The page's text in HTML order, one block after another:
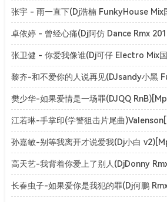
[Mp3]
张宇 - 雨一直下(Dj浩楠 FunkyHouse Mix
卓依婷 - 曾经心痛(Dj阿仿 Dance Rmx
张卫健 - 你爱我像谁(Dj可仔 Electro Mix
黎齐-和不爱你的人说再见(DJsandy小黑
樊少华-如果爱情是一场罪(DJQQ
江若琳-手掌印(学警狙击片尾曲
孙嘉敏-别等我离开才说爱我(Dj小白
高天艺-我背着你爱上了别人(DjDonny
长春虫子-如果爱你是我犯的罪(Dj何鹏